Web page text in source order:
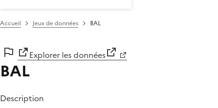
Accueil Jeux de données BAL
Explorer les données
BAL
Description